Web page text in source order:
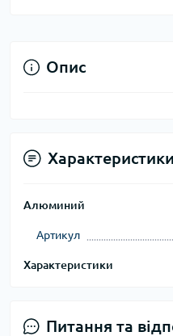
Опис
Характеристики
Алюминий
Артикул
Характеристики
Питання та